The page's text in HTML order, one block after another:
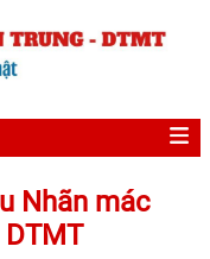
Nhãn mác